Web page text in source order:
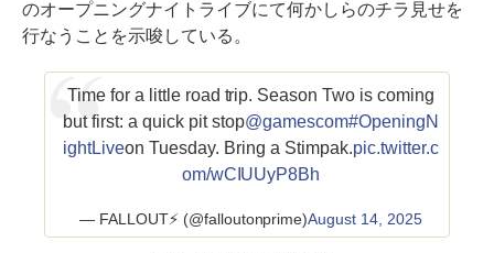
のオープニングナイトライブにて何かしらのチラ見せを
行なうことを示唆している。
Time for a little road trip. Season Two is coming
but first: a quick pit stop@gamescom#OpeningN
ightLiveon Tuesday. Bring a Stimpak.pic.twitter.c
om/wCIUUyP8Bh
— FALLOUT⚡️ (@falloutonprime)August 14, 2025